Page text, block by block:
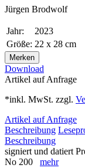
Jürgen Brodwolf
Jahr:
2023
Größe: 22 x 28 cm
Merken
Download
Artikel auf Anfrage
*inkl. MwSt. zzgl.
Artikel auf Anfrage
Beschreibung
Beschreibung
signiert und datiert
No 200 mehr